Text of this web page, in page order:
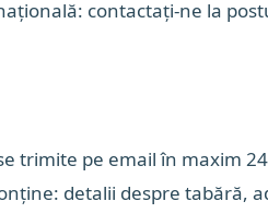
contactați-ne la
trimite pe email în maxim
detalii despre tabără,